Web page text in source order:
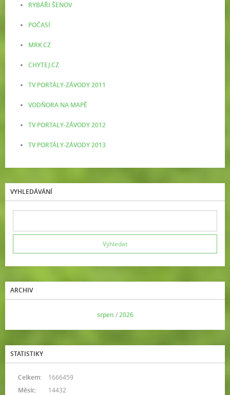
RYBÁŘI ŠENOV
POČASÍ
MRK.CZ
CHYTEJ.CZ
TV PORTÁLY-ZÁVODY 2011
VODŇORA NA MAPĚ
TV PORTALY-ZÁVODY 2012
TV PORTÁLY-ZÁVODY 2013
VYHLEDÁVÁNÍ
ARCHIV
srpen /2026
STATISTIKY
Celkem:
1666459
Měsíc:
14432